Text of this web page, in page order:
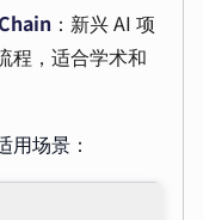
：新兴 AI 项
程，适合学术和
用场景：